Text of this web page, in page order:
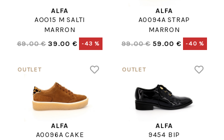
ALFA
AOO15 M SALTI
MARRON
69.00 € 39.00 € -43 %
ALFA
A0094A STRAP
MARRON
99.00 € 59.00 € -40 %
ALFA
A0096A CAKE
ALFA
9454 BIP